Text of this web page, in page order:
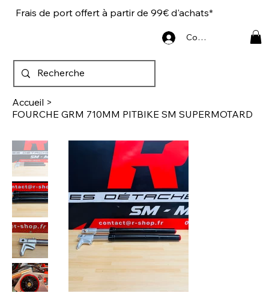
Frais de port offert à partir de 99€ d'achats*
Connexion
Accueil >
FOURCHE GRM 710MM PITBIKE SM SUPERMOTARD